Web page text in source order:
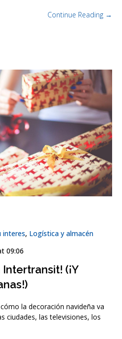
Continue Reading →
interes, Logística y almacén
09:06
Intertransit! (¡Y
la decoración navideña va
ciudades, las televisiones, los